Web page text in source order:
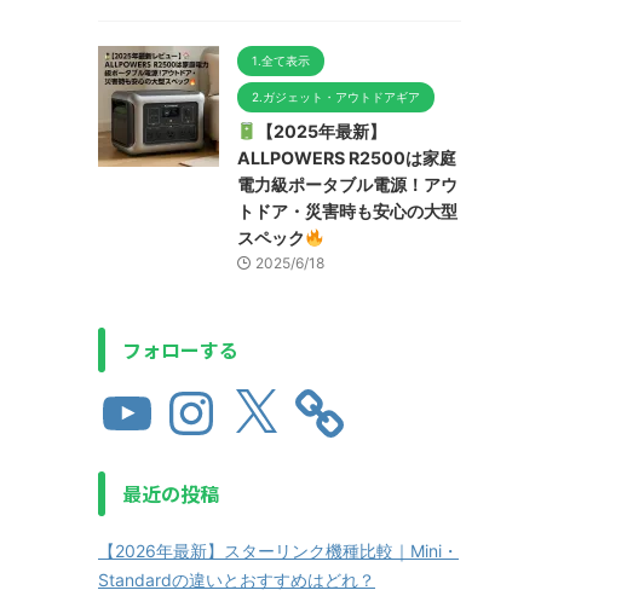
1.全て表示
2.ガジェット・アウトドアギア
【2025年最新】
ALLPOWERS R2500は家庭
電力級ポータブル電源！アウ
トドア・災害時も安心の大型
スペック
2025/6/18
フォローする
最近の投稿
【2026年最新】スターリンク機種比較｜Mini・
Standardの違いとおすすめはどれ？